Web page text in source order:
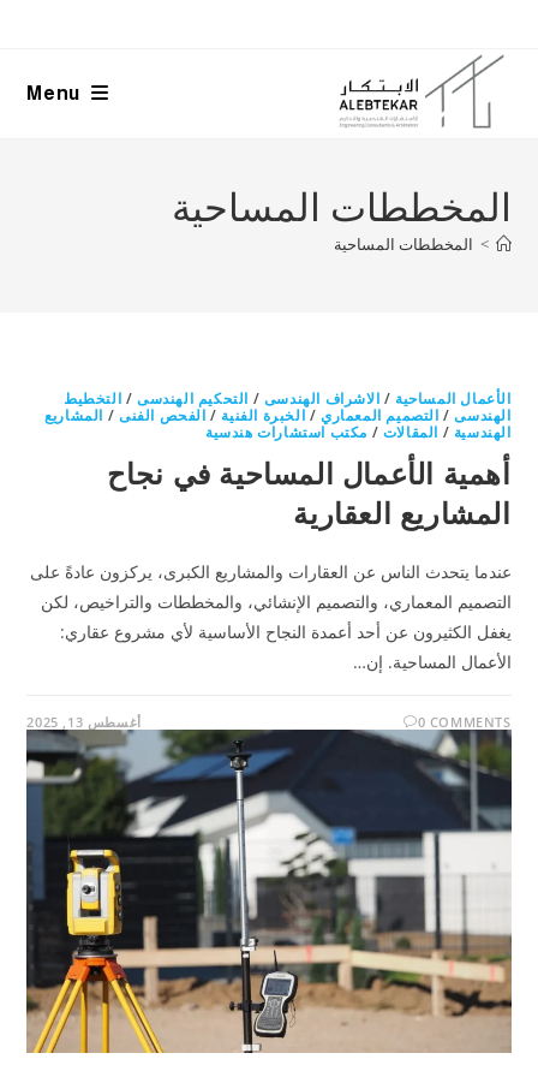
content
Menu
المخططات المساحية
> المخططات المساحية
الأعمال المساحية / الاشراف الهندسى / التحكيم الهندسى / التخطيط
الهندسى/ التصميم المعماري / الخبرة الفنية / الفحص الفنى / المشاريع
الهندسية / المقالات / مكتب استشارات هندسية
أهمية الأعمال المساحية في نجاح
المشاريع العقارية
عندما يتحدث الناس عن العقارات والمشاريع الكبرى، يركزون عادةً على
التصميم المعماري، والتصميم الإنشائي، والمخططات والتراخيص، لكن
يغفل الكثيرون عن أحد أعمدة النجاح الأساسية لأي مشروع عقاري:
الأعمال المساحية. إن…
0 COMMENTS أغسطس 13, 2025